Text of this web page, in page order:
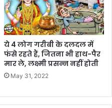
ये 4 लोग गरीबी के दलदल में
फंसे रहते हैं, जितना भी हाथ-पैर
मार ले, लक्ष्मी प्रसन्न नहीं होती
May 31, 2022